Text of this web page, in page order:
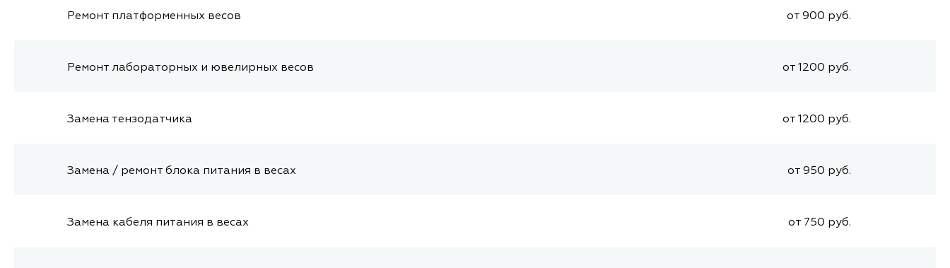
Ремонт платформенных весов от 900 руб.
Ремонт лабораторных и ювелирных весов от 1200 руб.
Замена тензодатчика от 1200 руб.
Замена / ремонт блока питания в весах от 950 руб.
Замена кабеля питания в весах от 750 руб.